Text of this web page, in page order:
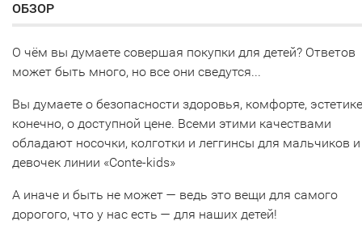
ОБЗОР
О чём вы думаете совершая покупки для детей? Ответов
может быть много, но все они сведутся...
Вы думаете о безопасности здоровья, комфорте,
конечно, о доступной цене. Всеми этими качествами
обладают носочки, колготки и леггинсы для мальчиков и
девочек линии «Conte-kids»
А иначе и быть не может — ведь это вещи для самого
дорогого, что у нас есть — для наших детей!